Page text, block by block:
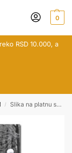
0
RSD 10.000, a
/ Slika na platnu sa led efektom